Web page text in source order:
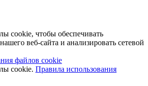
cookie, чтобы обеспечивать
веб-сайта и анализировать сетевой
файлов cookie
cookie. Правила использования